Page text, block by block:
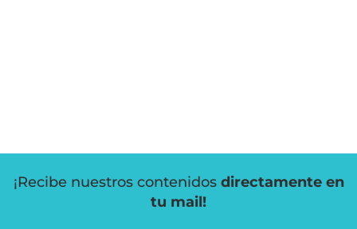
¡Recibe nuestros contenidos directamente en
tu mail!